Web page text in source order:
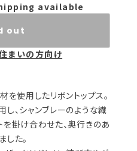
available
out
まいの方向け
を使用したリボントップス。
、シャンブレーのような繊
掛け合わせた、奥行きのあ
た。